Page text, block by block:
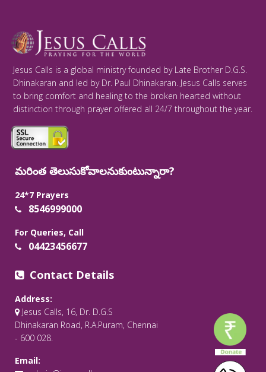
Jesus Calls is a global ministry founded by Late Brother D.G.S.
Dhinakaran and led by Dr. Paul Dhinakaran. Jesus Calls serves
to bring comfort and healing to the broken hearted without
distinction through prayer offered all 24/7 throughout the year.
మరింత తెలుసుకోవాలనుకుంటున్నారా?
24*7 Prayers
8546999000
For Queries, Call
04423456677
Contact Details
Address:
Jesus Calls, 16, Dr. D.G.S
Dhinakaran Road, R.A.Puram, Chennai
- 600 028.
Email: